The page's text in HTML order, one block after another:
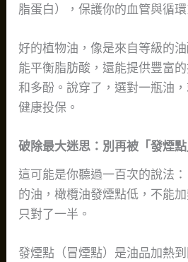
脂蛋白），保護你的血管與循環
好的植物油，像是來自等級的
能平衡脂肪酸，還能提供豐富
和多酚。說穿了，選對一瓶油
健康投保。
破除最大迷思：別再被「發煙點
這可能是你聽過一百次的說法
的油，橄欖油發煙點低，不能
只對了一半。
發煙點（冒煙點）是油品加熱